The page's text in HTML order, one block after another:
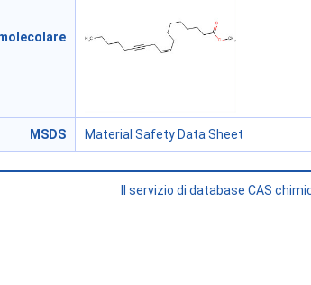
MSDS Material Safety Data Sheet
Il servizio di database CAS